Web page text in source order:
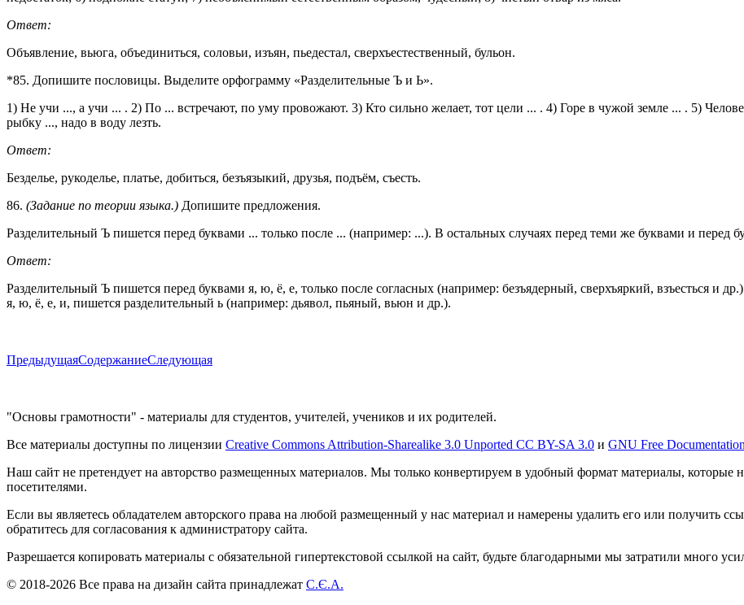
Ответ:
Объявление, вьюга, объединиться, соловьи, изъян, пьедестал, сверхъестественный, бульон.
*85. Допишите пословицы. Выделите орфограмму «Разделительные Ъ и Ь».
1) Не учи ..., а учи ... . 2) По ... встречают, по уму провожают. 3) Кто сильно желает, тот цели ... . 4) Горе в чужой земле ... . 5)
рыбку ..., надо в воду лезть.
Ответ:
Безделье, рукоделье, платье, добиться, безъязыкий, друзья, подъём, съесть.
86. (Задание по теории языка.) Допишите предложения.
Разделительный Ъ пишется перед буквами ... только после ... (например: ...). В остальных случаях перед теми же буквами и перед
Ответ:
Разделительный Ъ пишется перед буквами я, ю, ё, е, только после согласных (например: безъядерный, сверхъяркий, взъесться и
я, ю, ё, е, и, пишется разделительный ь (например: дьявол, пьяный, вьюн и др.).
ПредыдущаяСодержаниеСледующая
"Основы грамотности" - материалы для студентов, учителей, учеников и их родителей.
Все материалы доступны по лицензии Creative Commons Attribution-Sharealike 3.0 Unported CC BY-SA 3.0 и GNU Free
Наш сайт не претендует на авторство размещенных материалов. Мы только конвертируем в удобный формат материалы, которые
посетителями.
Если вы являетесь обладателем авторского права на любой размещенный у нас материал и намерены удалить его или получить
обратитесь для согласования к администратору сайта.
Разрешается копировать материалы с обязательной гипертекстовой ссылкой на сайт, будьте благодарными мы затратили много
© 2018-2026 Все права на дизайн сайта принадлежат С.Є.А.